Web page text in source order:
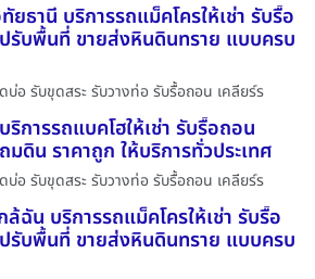
ธานี บริการรถแม็คโครให้เช่า รับรื้อ
บพื้นที่ ขายส่งหินดินทราย แบบครบ
บ่อ รับขุดสระ รับวางท่อ รับรื้อถอน เคลียร์ร
การรถแบคโฮให้เช่า รับรื้อถอน
ดิน ราคาถูก ให้บริการทั่วประเทศ
บ่อ รับขุดสระ รับวางท่อ รับรื้อถอน เคลียร์ร
ล้ฉัน บริการรถแม็คโครให้เช่า รับรื้อ
บพื้นที่ ขายส่งหินดินทราย แบบครบ